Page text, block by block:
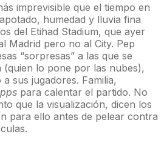
imprevisible que el tiempo en
humedad y lluvia fina
del Etihad Stadium, que ayer
Madrid pero no al City. Pep
“sorpresas” a las que se
lo pone por las nubes),
sus jugadores. Familia,
para calentar el partido. No
que la visualización, dicen los
para ello antes de pelear contra